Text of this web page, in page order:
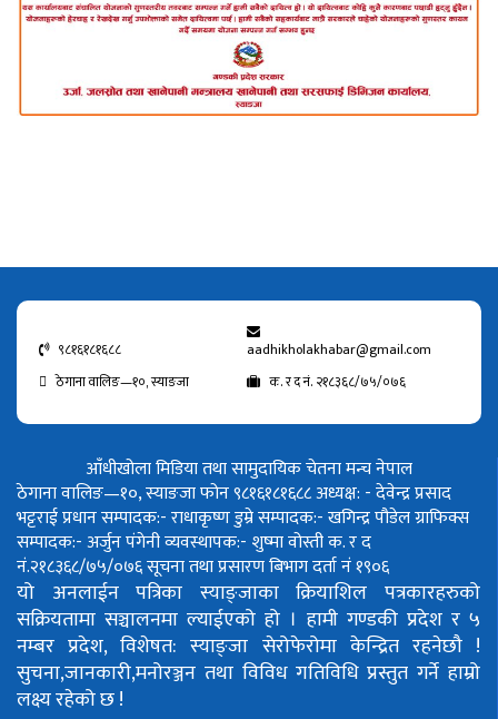
९८१६१८१६८८
aadhikholakhabar@gmail.com
ठेगाना वालिङ—१०, स्याङजा
क. र द नं. २१८३६८/७५/०७६
आँधीखोला मिडिया तथा सामुदायिक चेतना मन्च नेपाल
ठेगाना वालिङ—१०, स्याङजा फोन ९८१६१८१६८८अध्यक्ष: - देवेन्द्र प्रसाद
भट्टराईप्रधान सम्पादक:- राधाकृष्ण डुम्रेसम्पादक:- खगिन्द्र पौडेलग्राफिक्स
सम्पादक:- अर्जुन पंगेनीव्यवस्थापक:- शुष्मा वोस्तीक. र द
नं.२१८३६८/७५/०७६सूचना तथा प्रसारण बिभाग दर्ता नं १९०६
यो अनलाईन पत्रिका स्याङ्जाका क्रियाशिल पत्रकारहरुको
सक्रियतामा सञ्चालनमा ल्याईएको हो । हामी गण्डकी प्रदेश र ५
नम्बर प्रदेश, विशेषत: स्याङ्जा सेरोफेरोमा केन्द्रित रहनेछौ !
सुचना,जानकारी,मनोरञ्जन तथा विविध गतिविधि प्रस्तुत गर्ने हाम्रो
लक्ष्य रहेको छ !